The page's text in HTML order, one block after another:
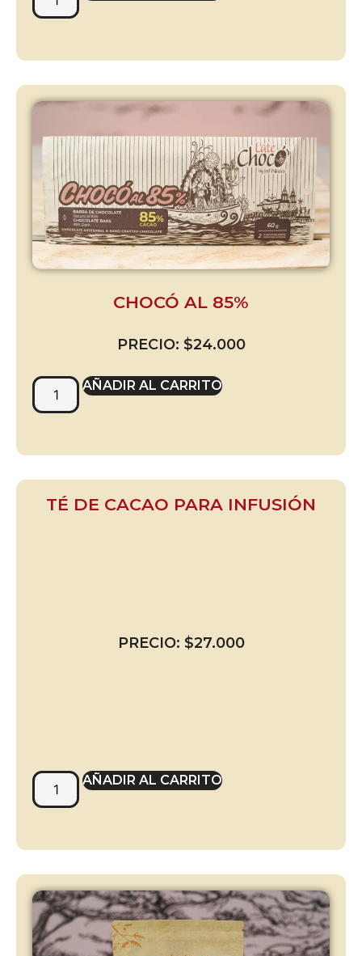
CHOCÓ AL 85%
PRECIO: $24.000
AÑADIR AL CARRITO
TÉ DE CACAO PARA INFUSIÓN
PRECIO: $27.000
AÑADIR AL CARRITO